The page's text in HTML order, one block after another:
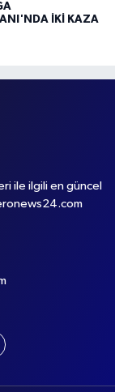
İKİ KAZA
ile ilgili en güncel